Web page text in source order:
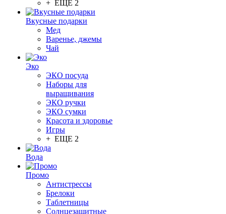
+ ЕЩЕ 2
Вкусные подарки
Мед
Варенье, джемы
Чай
Эко
ЭКО посуда
Наборы для
выращивания
ЭКО ручки
ЭКО сумки
Красота и здоровье
Игры
+ ЕЩЕ 2
Вода
Промо
Антистрессы
Брелоки
Таблетницы
Солнцезащитные